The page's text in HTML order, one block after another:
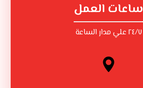
ساعات العمل
٢٤/٧ علي مدار الساعة